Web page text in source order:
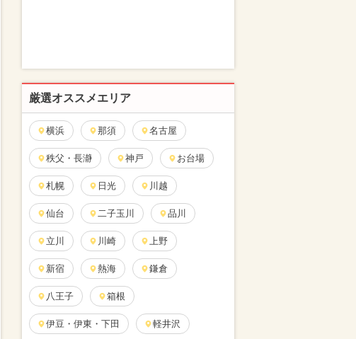
厳選オススメエリア
横浜 那須 名古屋
秩父・長瀞 神戸 お台場
札幌 日光 川越
仙台 二子玉川 品川
立川 川崎 上野
新宿 熱海 鎌倉
八王子 箱根
伊豆・伊東・下田 軽井沢